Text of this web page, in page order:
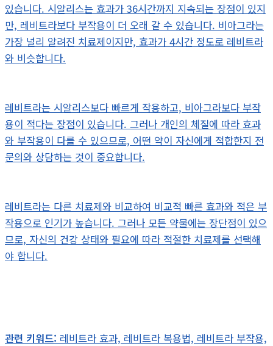
있습니다. 시알리스는 효과가 36시간까지 지속되는 장점이 있지
만, 레비트라보다 부작용이 더 오래 갈 수 있습니다. 비아그라는
가장 널리 알려진 치료제이지만, 효과가 4시간 정도로 레비트라
와 비슷합니다.
레비트라는 시알리스보다 빠르게 작용하고, 비아그라보다 부작
용이 적다는 장점이 있습니다. 그러나 개인의 체질에 따라 효과
와 부작용이 다를 수 있으므로, 어떤 약이 자신에게 적합한지 전
문의와 상담하는 것이 중요합니다.
레비트라는 다른 치료제와 비교하여 비교적 빠른 효과와 적은 부
작용으로 인기가 높습니다. 그러나 모든 약물에는 장단점이 있으
므로, 자신의 건강 상태와 필요에 따라 적절한 치료제를 선택해
야 합니다.
관련 키워드: 레비트라 효과, 레비트라 복용법, 레비트라 부작용,